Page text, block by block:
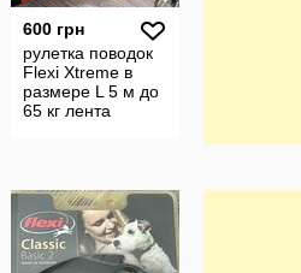
600 грн
рулетка поводок
Flexi Xtreme в
размере L 5 м до
65 кг лента